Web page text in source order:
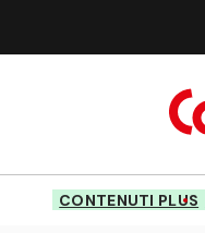
CONTENUTI PLUS